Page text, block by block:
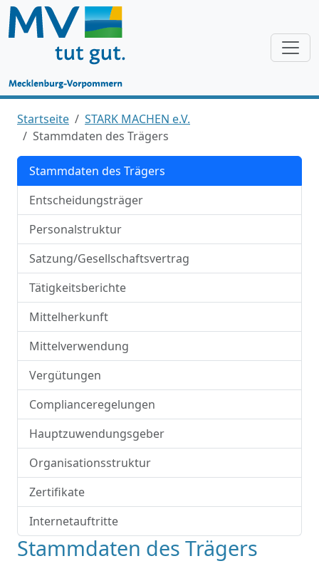
Startseite
STARK MACHEN e.V.
Stammdaten des Trägers
Stammdaten des Trägers
Entscheidungsträger
Personalstruktur
Satzung/Gesellschaftsvertrag
Tätigkeitsberichte
Mittelherkunft
Mittelverwendung
Vergütungen
Complianceregelungen
Hauptzuwendungsgeber
Organisationsstruktur
Zertifikate
Internetauftritte
Stammdaten des Trägers